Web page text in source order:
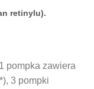
retinylu).
pompka zawiera
3 pompki